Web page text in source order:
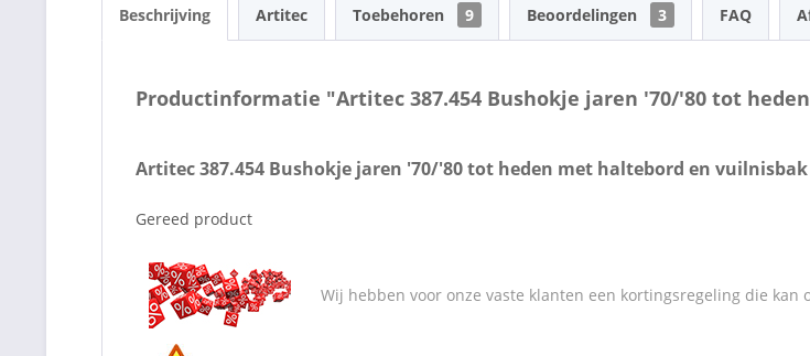
Beschrijving Artitec Toebehoren 9 Beoordelingen 3 FAQ
Productinformatie "Artitec 387.454 Bushokje jaren '70/'80 tot
Artitec 387.454 Bushokje jaren '70/'80 tot heden met haltebord en vuilnisbak
Gereed product
Wij hebben voor onze vaste klanten een kortingsregeling die kan